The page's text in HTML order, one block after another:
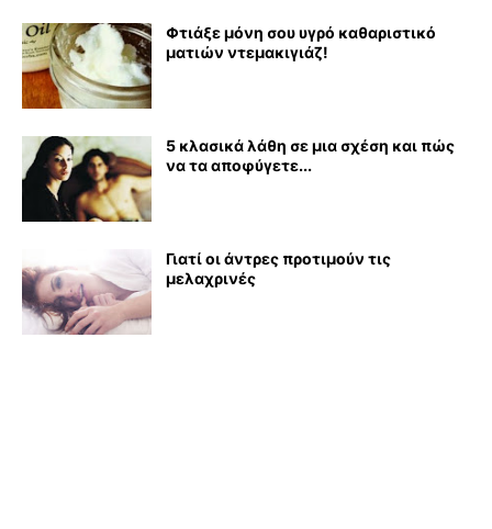
Φτιάξε μόνη σου υγρό καθαριστικό
ματιών ντεμακιγιάζ!
5 κλασικά λάθη σε μια σχέση και πώς
να τα αποφύγετε...
Γιατί οι άντρες προτιμούν τις
μελαχρινές